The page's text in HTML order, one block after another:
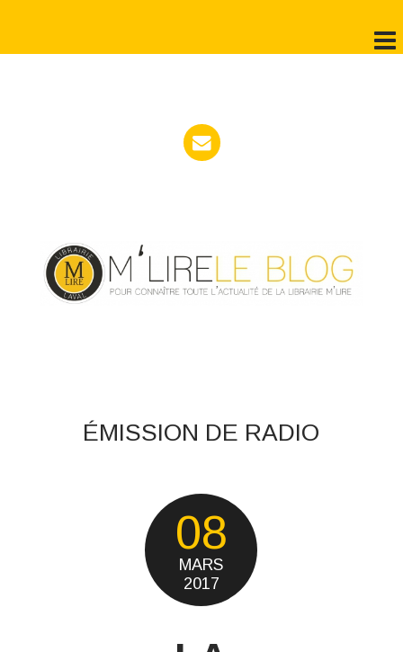
ÉMISSION DE RADIO
08
MARS
2017